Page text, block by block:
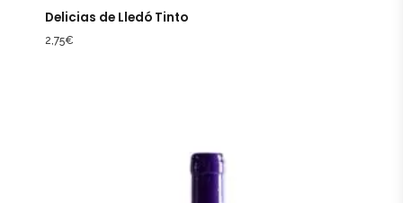
Delicias de Lledó Tinto
2,75€